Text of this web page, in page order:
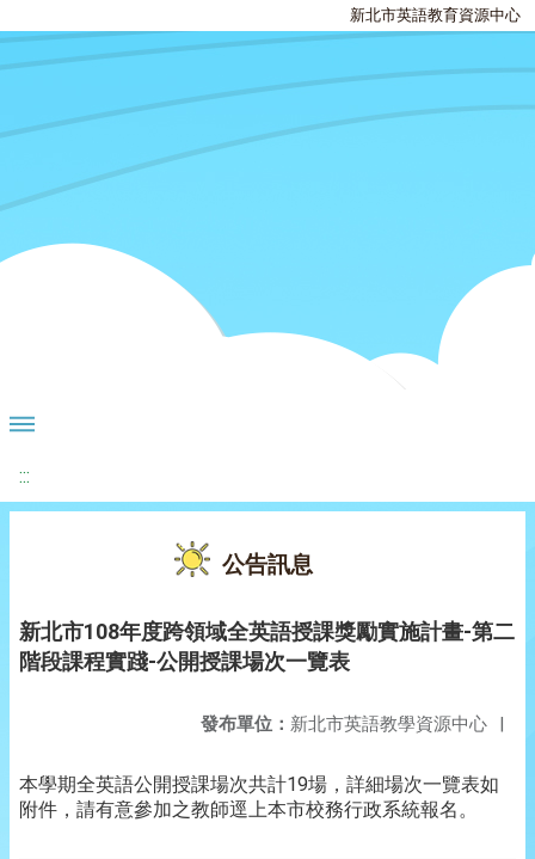
新北市英語教育資源中心
:::
公告訊息
新北市108年度跨領域全英語授課獎勵實施計畫-第二
階段課程實踐-公開授課場次一覽表
發布單位： 新北市英語教學資源中心 |
本學期全英語公開授課場次共計19場，詳細場次一覽表如
附件，請有意參加之教師逕上本市校務行政系統報名。